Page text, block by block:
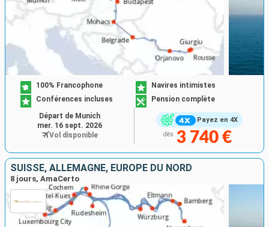
Payez en 4X
100% Francophone
Navires intimistes
Conférences incluses
Pension complète
dès 3 740 €
Départ de Munich
mer. 16 sept. 2026
Vol disponible
SUISSE, ALLEMAGNE, EUROPE DU NORD
8 jours, AmaCerto